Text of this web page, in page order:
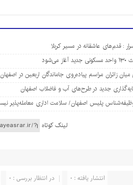
: قدم‌های عاشقانه در مسیر کربلا
لینک کوتاه
در انتظار بررسی : 0 انتشار یافته : 0